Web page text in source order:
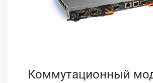
Коммутационный